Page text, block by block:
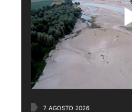
7 AGOSTO 2026